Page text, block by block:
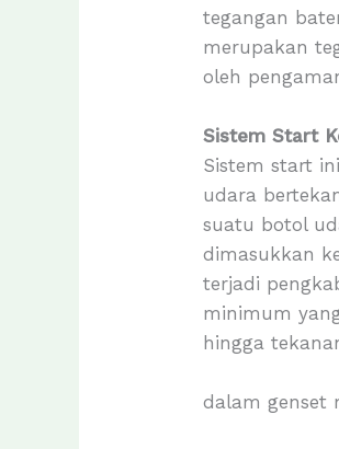
tegangan
merupakan
oleh
Sistem Start
Sistem start
udara
suatu botol
dimasukkan
terjadi
minimum
hingga
dalam genset